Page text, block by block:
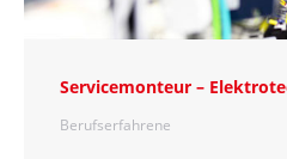
Servicemonteur –
Berufserfahrene